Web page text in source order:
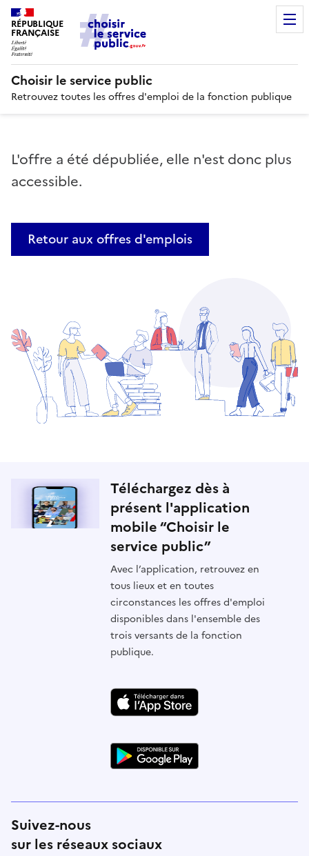
RÉPUBLIQUE
FRANÇAISE
Choisir le service public
Retrouvez toutes les offres d'emploi de la fonction publique
L'offre a été dépubliée, elle n'est donc plus
accessible.
Retour aux offres d'emplois
Téléchargez dès à
présent l'application
mobile “Choisir le
service public”
Avec l’application, retrouvez en
tous lieux et en toutes
circonstances les offres d'emploi
disponibles dans l'ensemble des
trois versants de la fonction
publique.
Suivez-nous
sur les réseaux sociaux